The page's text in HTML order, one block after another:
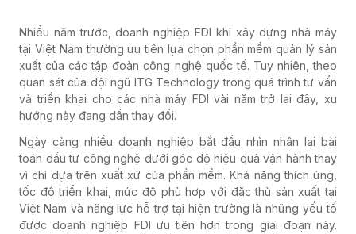
Nhiều năm trước, doanh nghiệp FDI khi xây dựng nhà máy
tại Việt Nam thường ưu tiên lựa chọn phần mềm quản lý sản
xuất của các tập đoàn công nghệ quốc tế. Tuy nhiên, theo
quan sát của đội ngũ ITG Technology trong quá trình tư vấn
và triển khai cho các nhà máy FDI vài năm trở lại đây, xu
hướng này đang dần thay đổi.
Ngày càng nhiều doanh nghiệp bắt đầu nhìn nhận lại bài
toán đầu tư công nghệ dưới góc độ hiệu quả vận hành thay
vì chỉ dựa trên xuất xứ của phần mềm. Khả năng thích ứng,
tốc độ triển khai, mức độ phù hợp với đặc thù sản xuất tại
Việt Nam và năng lực hỗ trợ tại hiện trường là những yếu tố
được doanh nghiệp FDI ưu tiên hơn trong giai đoạn này.